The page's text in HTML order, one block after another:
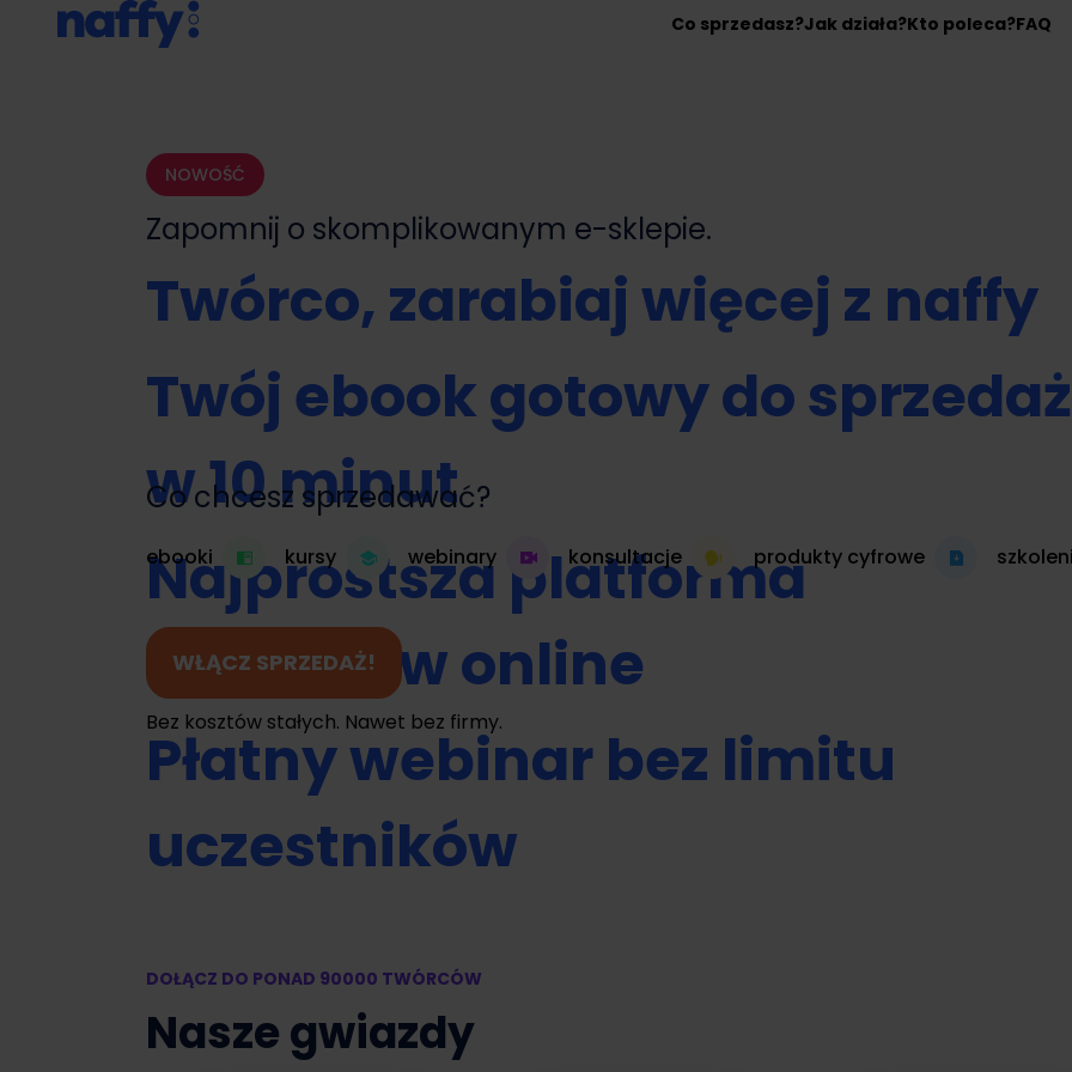
Co sprzedasz?Jak działa?Kto poleca?FAQ
NOWOŚĆ
Zapomnij o skomplikowanym e-sklepie.
Twórco, zarabiaj więcej z naffy
Twój ebook gotowy do
w 10 minut
Najprostsza platforma
do kursów online
Płatny webinar bez limitu
uczestników
Zamień swój produkt cyfrowy
Co chcesz sprzedawać?
ebooki kursy webinary konsultacje produkty cyfrowe
WŁĄCZ SPRZEDAŻ!
Bez kosztów stałych. Nawet bez firmy.
DOŁĄCZ DO PONAD 90000 TWÓRCÓW
Nasze gwiazdy